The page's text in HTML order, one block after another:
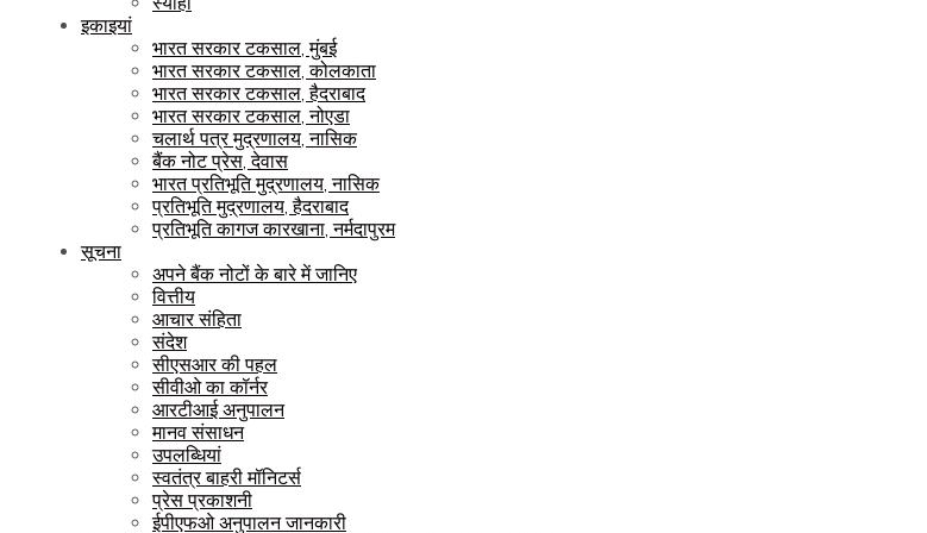
इकाइयां
भारत सरकार टकसाल, मुंबई
भारत सरकार टकसाल, कोलकाता
भारत सरकार टकसाल, हैदराबाद
भारत सरकार टकसाल, नोएडा
चलार्थ पत्र मुद्रणालय, नासिक
बैंक नोट प्रेस, देवास
भारत प्रतिभूति मुद्रणालय, नासिक
प्रतिभूति मुद्रणालय, हैदराबाद
प्रतिभूति कागज कारखाना, नर्मदापुरम
सूचना
अपने बैंक नोटों के बारे में जानिए
वित्तीय
आचार संहिता
संदेश
सीएसआर की पहल
सीवीओ का कॉर्नर
आरटीआई अनुपालन
मानव संसाधन
उपलब्धियां
स्वतंत्र बाहरी मॉनिटर्स
प्रेस प्रकाशनी
ईपीएफओ अनुपालन जानकारी